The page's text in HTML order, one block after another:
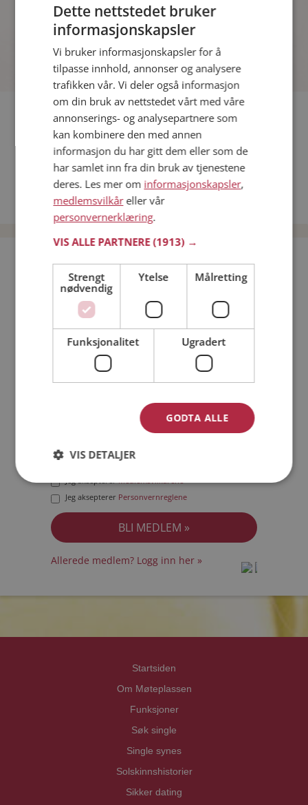
spennende fakta.
Fler single
Flere singlemenn fra Kristiansand:Oliver,Ansgar ,Espen
Kvinner fra Kristiansand
Date kvinner i Norge
Date menn i Norge
Bli medlem gratis!
Jeg er en: Mann Kvinne
Min alder:
Jeg akseptererMedlemsvilkårene
Jeg aksepterer Personvernreglene
Allerede medlem? Logg inn her »
Startsiden
Om Møteplassen
Funksjoner
Søk single
Single synes
Solskinnshistorier
Sikker dating
Dette nettstedet bruker
informasjonskapsler
Vi bruker informasjonskapsler for å
tilpasse innhold, annonser og analysere
trafikken vår. Vi deler også informasjon
om din bruk av nettstedet vårt med våre
annonserings- og analysepartnere som
kan kombinere den med annen
informasjon du har gitt dem eller som de
har samlet inn fra din bruk av tjenestene
deres. Les mer om informasjonskapsler,
medlemsvilkåreller vår
personvernerklæring.
VIS ALLE PARTNERE(1913) →
Strengt
nødvendig
Ytelse Målretting
Funksjonalitet Ugradert
GODTA ALLE
VIS DETALJER